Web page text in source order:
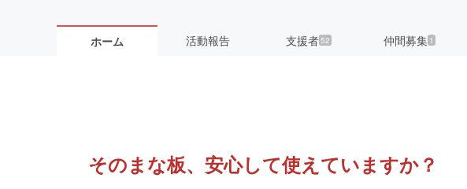
ホーム 活動報告 支援者52 仲間募集 1
そのまな板、安⼼して使えていますか？